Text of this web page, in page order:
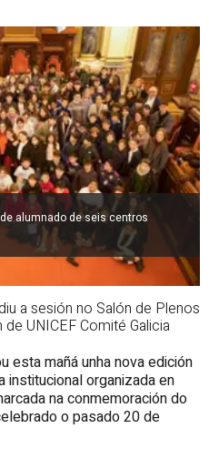
alumnado de seis centros
a sesión no Salón de Plenos
UNICEF Comité Galicia
esta mañá unha nova edición
institucional organizada en
na conmemoración do
o pasado 20 de